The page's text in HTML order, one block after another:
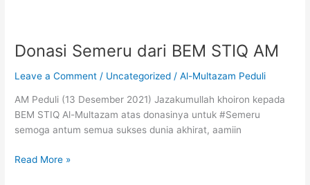
Donasi Semeru dari BEM STIQ AM
Leave a Comment / Uncategorized /Al-Multazam Peduli
AM Peduli (13 Desember 2021) Jazakumullah khoiron kepada
BEM STIQ Al-Multazam atas donasinya untuk #Semeru
semoga antum semua sukses dunia akhirat, aamiin
dari
STIQ
AM
Read More »